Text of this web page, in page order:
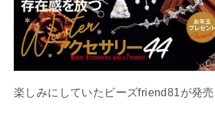
楽しみにしていたビーズfriend81が発売